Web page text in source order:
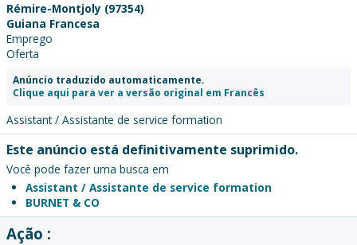
Rémire-Montjoly (97354)
Guiana Francesa
Emprego
Oferta
Anúncio traduzido automaticamente.
Clique aqui para ver a versão original em Francês
Assistant / Assistante de service formation
Este anúncio está definitivamente suprimido.
Você pode fazer uma busca em
Assistant / Assistante de service formation
BURNET & CO
Ação :